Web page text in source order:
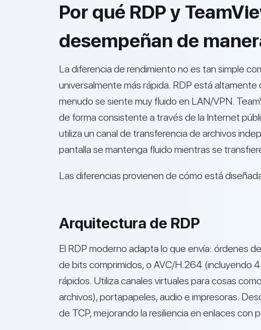
Por qué RDP y
desempeñan de
La diferencia de rendimiento no es tan simple
universalmente más rápida. RDP está
menudo se siente muy fluido en LAN/VPN.
de forma consistente a través de la Internet
utiliza un canal de transferencia de archivos
pantalla se mantenga fluido mientras se
Las diferencias provienen de cómo está
Arquitectura de RDP
El RDP moderno adapta lo que envía: órdenes
de bits comprimidos, o AVC/H.264 (incluyendo
rápidos. Utiliza canales virtuales para cosas
archivos), portapapeles, audio e impresoras.
de TCP, mejorando la resiliencia en enlaces con